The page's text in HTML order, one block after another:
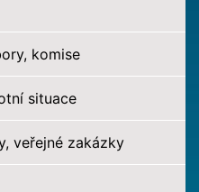
komise
situace
veřejné zakázky